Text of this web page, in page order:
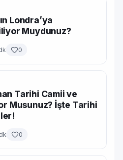
Londra’ya
Muydunuz?
0
Tarihi Camii ve
Musunuz? İşte Tarihi
0